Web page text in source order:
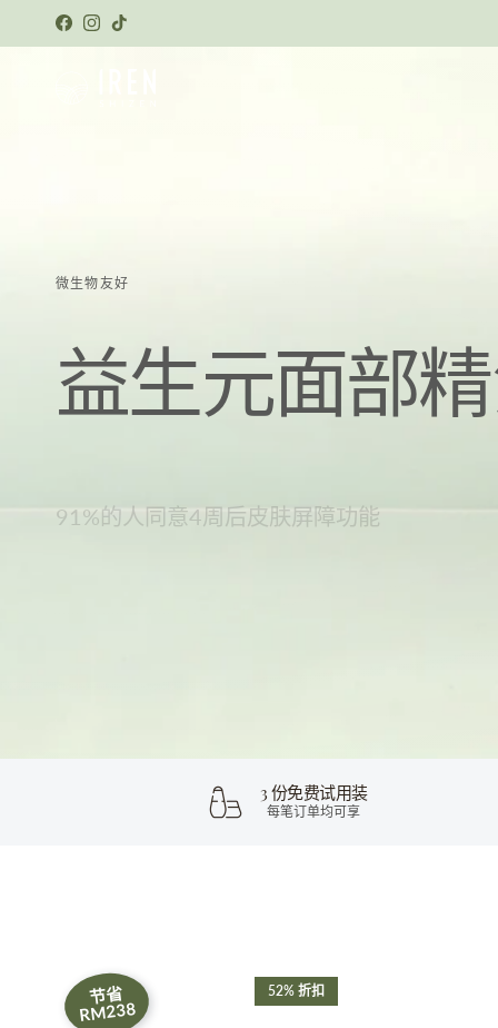
跳转到内容
Facebook
Instagram
TikTok
微生物友好
益生元面部
3 份免费试用装
每笔订单均可享
52% 折扣
节省
RM238